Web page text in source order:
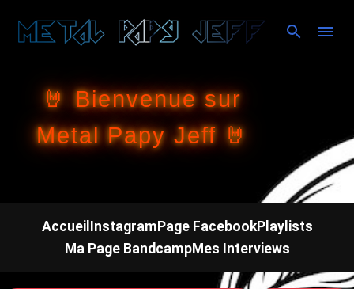
Accéder au contenu principal
🤘 Bienvenue sur
Metal Papy Jeff 🤘
Accueil InstagramPage FacebookPlaylists
Ma Page BandcampMes Interviews